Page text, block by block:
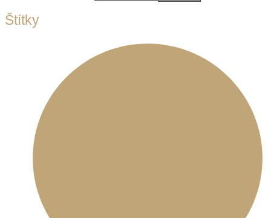
Štítky